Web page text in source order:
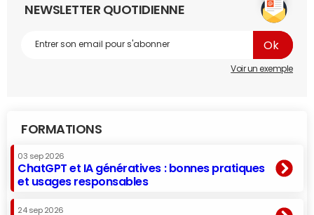
NEWSLETTER QUOTIDIENNE
Voir un exemple
FORMATIONS
03 sep 2026
ChatGPT et IA génératives : bonnes pratiques
et usages responsables
24 sep 2026